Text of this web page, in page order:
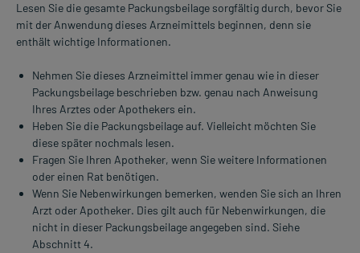
Lesen Sie die gesamte Packungsbeilage sorgfältig durch, bevor Sie
mit der Anwendung dieses Arzneimittels beginnen, denn sie
enthält wichtige Informationen.
Nehmen Sie dieses Arzneimittel immer genau wie in dieser
Packungsbeilage beschrieben bzw. genau nach Anweisung
Ihres Arztes oder Apothekers ein.
Heben Sie die Packungsbeilage auf. Vielleicht möchten Sie
diese später nochmals lesen.
Fragen Sie Ihren Apotheker, wenn Sie weitere Informationen
oder einen Rat benötigen.
Wenn Sie Nebenwirkungen bemerken, wenden Sie sich an Ihren
Arzt oder Apotheker. Dies gilt auch für Nebenwirkungen, die
nicht in dieser Packungsbeilage angegeben sind. Siehe
Abschnitt 4.